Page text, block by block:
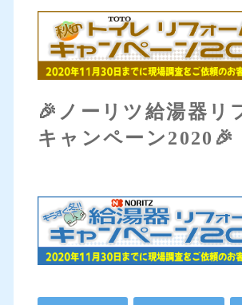
🎉ノーリツ給湯器リ
キャンペーン2020🎉